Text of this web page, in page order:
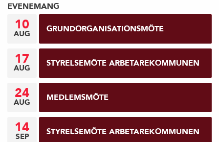
EVENEMANG
10
AUG GRUNDORGANISATIONSMÖTE
17
AUG STYRELSEMÖTE ARBETAREKOMMUNEN
24
AUG MEDLEMSMÖTE
14
SEP STYRELSEMÖTE ARBETAREKOMMUNEN